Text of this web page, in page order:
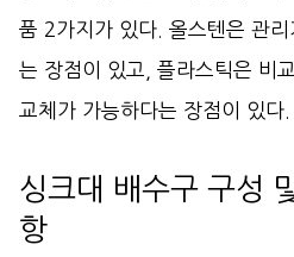
품 2가지가 있다. 올스텐은 관리
는 장점이 있고, 플라스틱은 비
교체가 가능하다는 장점이 있다.
싱크대 배수구 구성
항